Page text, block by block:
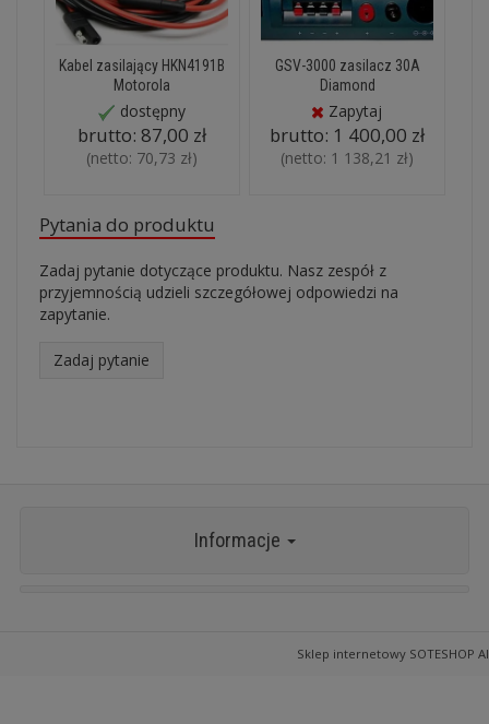
Kabel zasilający HKN4191B
Motorola
dostępny
brutto: 87,00 zł
(netto: 70,73 zł)
GSV-3000 zasilacz 30A
Diamond
Zapytaj
brutto: 1 400,00 zł
(netto: 1 138,21 zł)
Pytania do produktu
Zadaj pytanie dotyczące produktu. Nasz zespół z
przyjemnością udzieli szczegółowej odpowiedzi na
zapytanie.
Zadaj pytanie
Informacje
Sklep internetowy SOTESHOP AI